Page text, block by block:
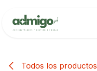
Todos los productos